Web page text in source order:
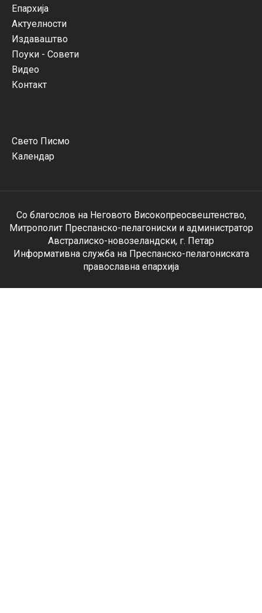
Епархија
Актуелности
Издаваштво
Поуки - Совети
Видео
Контакт
Свето Писмо
Календар
Со благослов на Неговото Високопреосвештенство,
Митрополит Преспанско-пелагониски и администратор
Австралиско-новозеландски, г. Петар
Информативна служба на Преспанско-пелагониската
православна епархија